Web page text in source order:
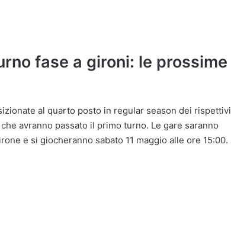
fase a gironi: le prossime
al quarto posto in regular season dei rispettivi
avranno passato il primo turno. Le gare saranno
e si giocheranno sabato 11 maggio alle ore 15:00.